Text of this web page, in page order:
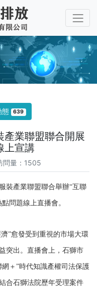
態 639
產業聯盟聯合開展
上宣講
量：1505
裝產業聯盟聯合舉辦“互聯
問題線上直播會。
”愈發受到重視的市場大環
突出。直播會上，石獅市
＋”時代知識產權司法保護
合石獅法院歷年受理案件